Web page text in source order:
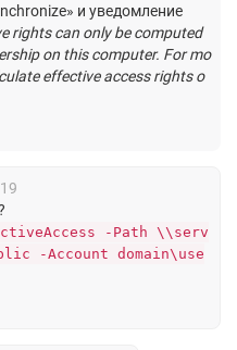
и уведомление
rights can only be computed
on this computer. For mo
effective access rights o
-Path \\serv
-Account domain\use